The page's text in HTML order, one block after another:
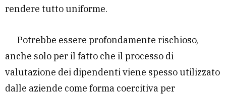
rendere tutto uniforme.
Potrebbe essere profondamente rischioso,
anche solo per il fatto che il processo di
valutazione dei dipendenti viene spesso utilizzato
dalle aziende come forma coercitiva per